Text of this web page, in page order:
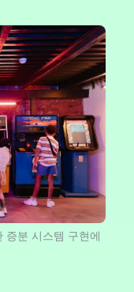
증분 시스템 구현에